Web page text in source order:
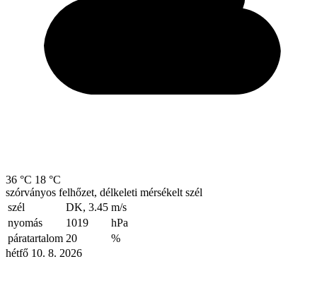
36 °C 18 °C
szórványos felhőzet, délkeleti mérsékelt szél
szél
DK, 3.45 m/s
nyomás
1019
hPa
páratartalom 20
%
hétfő 10. 8. 2026